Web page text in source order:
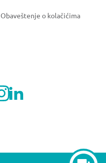
Obaveštenje o kolačićima